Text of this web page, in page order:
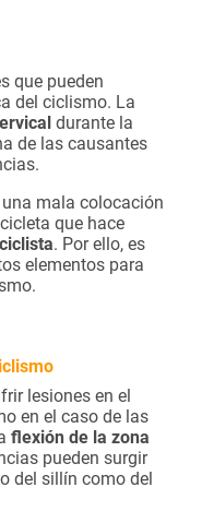
que pueden
del ciclismo. La
durante la
de las causantes
mala colocación
que hace
. Por ello, es
elementos para
lesiones en el
en el caso de las
flexión de la zona
pueden surgir
del sillín como del